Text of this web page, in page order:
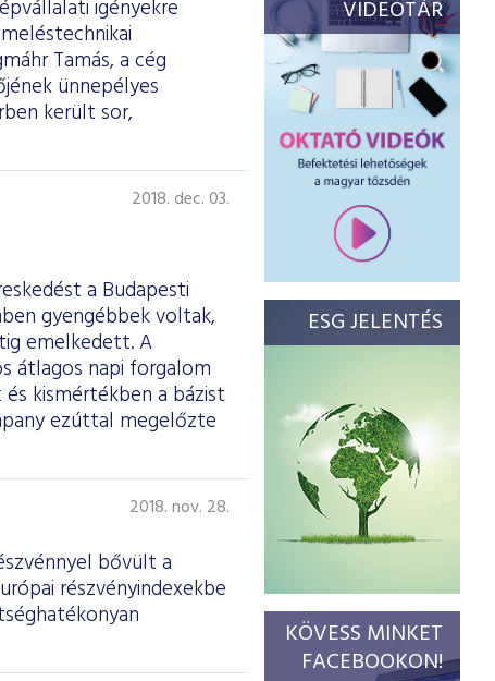
igényekre
Tamás, a cég
ünnepélyes
került sor,
2018. dec. 03.
a Budapesti
gyengébbek voltak,
emelkedett. A
átlagos napi forgalom
kismértékben a bázist
ezúttal megelőzte
2018. nov. 28.
bővült a
részvényindexekbe
VIDEÓTÁR
ESG JELENTÉS
KÖVESS MINKET
FACEBOOKON!